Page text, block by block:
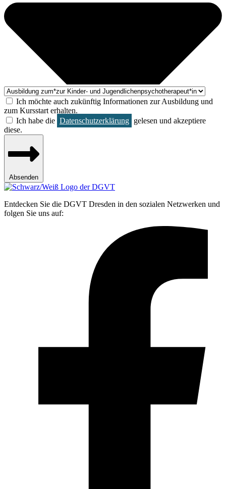
Ich möchte auch zukünftig Informationen zur Ausbildung und
zum Kursstart erhalten.
Ich habe die Datenschutzerklärung gelesen und akzeptiere
diese.
Absenden
Entdecken Sie die DGVT Dresden in den sozialen Netzwerken und
folgen Sie uns auf: